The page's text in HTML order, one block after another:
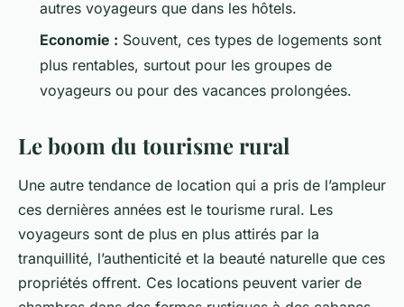
autres voyageurs que dans les hôtels.
Economie : Souvent, ces types de logements sont
plus rentables, surtout pour les groupes de
voyageurs ou pour des vacances prolongées.
Le boom du tourisme rural
Une autre tendance de location qui a pris de l’ampleur
ces dernières années est le tourisme rural. Les
voyageurs sont de plus en plus attirés par la
tranquillité, l’authenticité et la beauté naturelle que ces
propriétés offrent. Ces locations peuvent varier de